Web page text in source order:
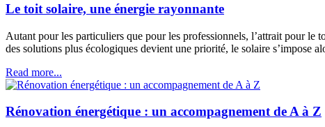
Le toit solaire, une énergie rayonnante
Autant pour les particuliers que pour les professionnels, l’attrait pour le
des solutions plus écologiques devient une priorité, le solaire s’impose
Read more...
Rénovation énergétique : un accompagnement de A à Z